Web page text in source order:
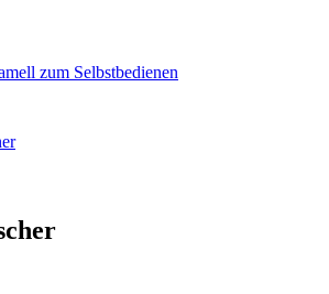
zum Selbstbedienen